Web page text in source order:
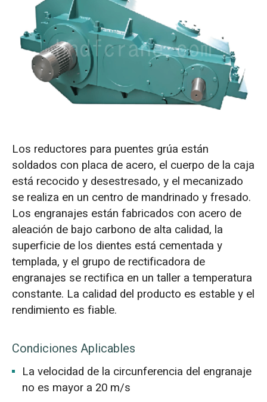
Los reductores para puentes grúa están
soldados con placa de acero, el cuerpo de la caja
está recocido y desestresado, y el mecanizado
se realiza en un centro de mandrinado y fresado.
Los engranajes están fabricados con acero de
aleación de bajo carbono de alta calidad, la
superficie de los dientes está cementada y
templada, y el grupo de rectificadora de
engranajes se rectifica en un taller a temperatura
constante. La calidad del producto es estable y el
rendimiento es fiable.
Condiciones Aplicables
La velocidad de la circunferencia del engranaje
no es mayor a 20 m/s